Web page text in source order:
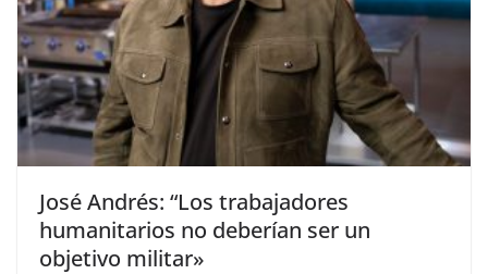
​José Andrés: “Los trabajadores
humanitarios no deberían ser un
objetivo militar»